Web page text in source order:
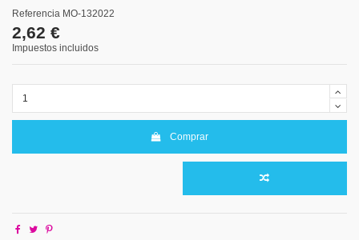
Referencia MO-132022
2,62 €
Impuestos incluidos
Comprar